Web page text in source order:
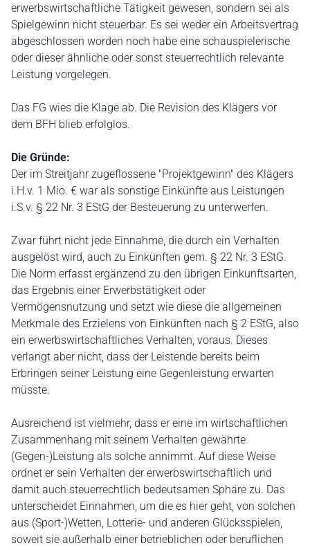
erwerbswirtschaftliche Tätigkeit gewesen, sondern sei als
Spielgewinn nicht steuerbar. Es sei weder ein Arbeitsvertrag
abgeschlossen worden noch habe eine schauspielerische
oder dieser ähnliche oder sonst steuerrechtlich relevante
Leistung vorgelegen.
Das FG wies die Klage ab. Die Revision des Klägers vor
dem BFH blieb erfolglos.
Die Gründe:
Der im Streitjahr zugeflossene "Projektgewinn" des Klägers
i.H.v. 1 Mio. € war als sonstige Einkünfte aus Leistungen
i.S.v. § 22 Nr. 3 EStG der Besteuerung zu unterwerfen.
Zwar führt nicht jede Einnahme, die durch ein Verhalten
ausgelöst wird, auch zu Einkünften gem. § 22 Nr. 3 EStG.
Die Norm erfasst ergänzend zu den übrigen Einkunftsarten,
das Ergebnis einer Erwerbstätigkeit oder
Vermögensnutzung und setzt wie diese die allgemeinen
Merkmale des Erzielens von Einkünften nach § 2 EStG, also
ein erwerbswirtschaftliches Verhalten, voraus. Dieses
verlangt aber nicht, dass der Leistende bereits beim
Erbringen seiner Leistung eine Gegenleistung erwarten
müsste.
Ausreichend ist vielmehr, dass er eine im wirtschaftlichen
Zusammenhang mit seinem Verhalten gewährte
(Gegen-)Leistung als solche annimmt. Auf diese Weise
ordnet er sein Verhalten der erwerbswirtschaftlich und
damit auch steuerrechtlich bedeutsamen Sphäre zu. Das
unterscheidet Einnahmen, um die es hier geht, von solchen
aus (Sport-)Wetten, Lotterie- und anderen Glücksspielen,
soweit sie außerhalb einer betrieblichen oder beruflichen